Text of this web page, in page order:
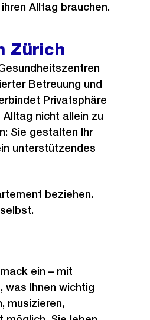
Alltag brauchen.
Zürich
Betreuung und
Privatsphäre
nicht allein zu
Sie gestalten Ihr
unterstützendes
beziehen.
ein – mit
was Ihnen wichtig
musizieren,